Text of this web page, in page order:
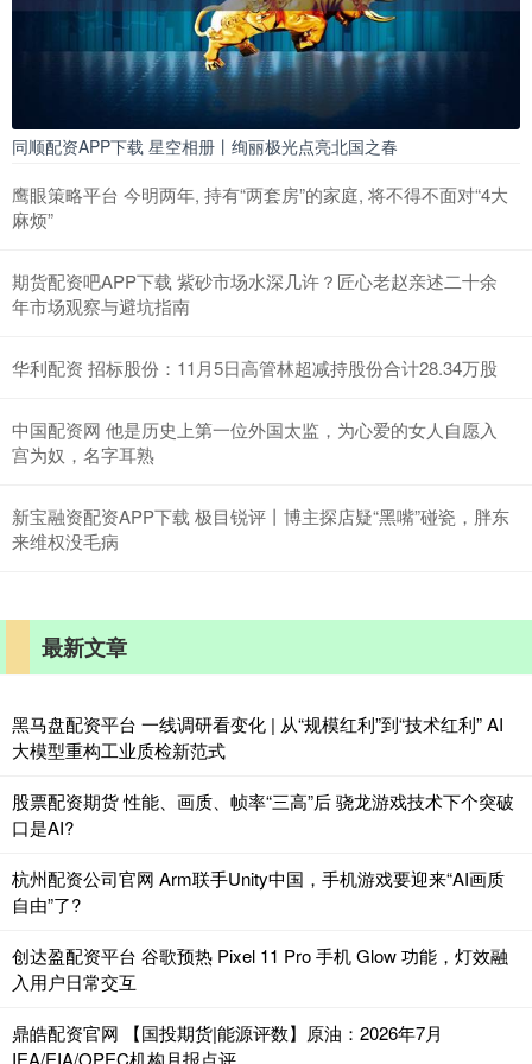
同顺配资APP下载 星空相册丨绚丽极光点亮北国之春
鹰眼策略平台 今明两年, 持有“两套房”的家庭, 将不得不面对“4大
麻烦”
期货配资吧APP下载 紫砂市场水深几许？匠心老赵亲述二十余
年市场观察与避坑指南
华利配资 招标股份：11月5日高管林超减持股份合计28.34万股
中国配资网 他是历史上第一位外国太监，为心爱的女人自愿入
宫为奴，名字耳熟
新宝融资配资APP下载 极目锐评丨博主探店疑“黑嘴”碰瓷，胖东
来维权没毛病
最新文章
黑马盘配资平台 一线调研看变化 | 从“规模红利”到“技术红利” AI
大模型重构工业质检新范式
股票配资期货 性能、画质、帧率“三高”后 骁龙游戏技术下个突破
口是AI?
杭州配资公司官网 Arm联手Unity中国，手机游戏要迎来“AI画质
自由”了?
创达盈配资平台 谷歌预热 Pixel 11 Pro 手机 Glow 功能，灯效融
入用户日常交互
鼎皓配资官网 【国投期货|能源评数】原油：2026年7月
IEA/EIA/OPEC机构月报点评